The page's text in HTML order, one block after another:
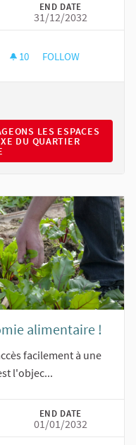
END DATE
31/12/2032
10 10 FOLLOWERS
FOLLOW
LES ESPACES
LES ESPACES
DU QUARTIER
alimentaire !
facilement à une
l'objec...
END DATE
01/01/2032